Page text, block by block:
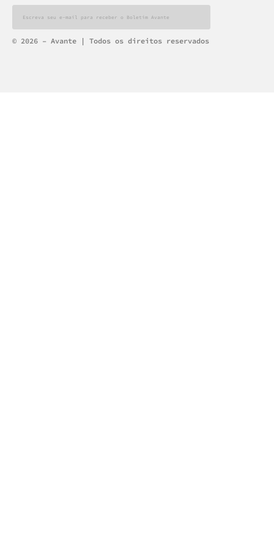
Alternative:
© 2026 – Avante | Todos os direitos reservados